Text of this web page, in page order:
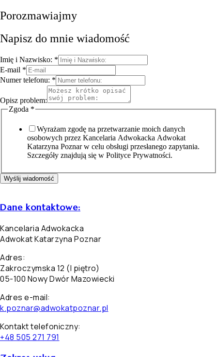
Porozmawiajmy
Napisz do mnie wiadomość
Imię i Nazwisko: *
E-mail *
Numer telefonu: *
Opisz problem:
Zgoda *
Wyrażam zgodę na przetwarzanie moich danych
osobowych przez Kancelaria Adwokacka Adwokat
Katarzyna Poznar w celu obsługi przesłanego zapytania.
Szczegóły znajdują się w Polityce Prywatności.
Wyślij wiadomość
Dane kontaktowe:
Kancelaria Adwokacka
Adwokat Katarzyna Poznar
Adres:
Zakroczymska 12 (I piętro)
05-100 Nowy Dwór Mazowiecki
Adres e-mail:
k.poznar@adwokatpoznar.pl
Kontakt telefoniczny:
+48 505 271 791